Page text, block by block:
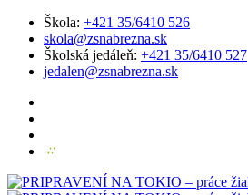
Škola: +421 35/6410 526
skola@zsnabrezna.sk
Školská jedáleň: +421 35/6410 527
jedalen@zsnabrezna.sk